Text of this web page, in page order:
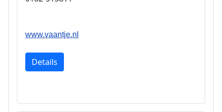
www.vaantje.nl
Details